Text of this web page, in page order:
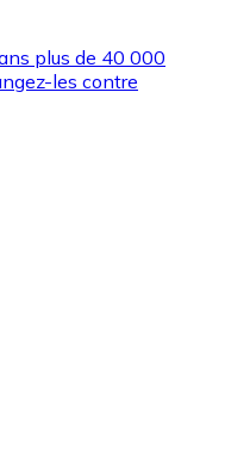
plus de 40 000
les contre